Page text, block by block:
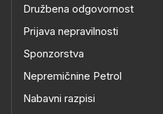
Družbena odgovornost
Prijava nepravilnosti
Sponzorstva
Nepremičnine Petrol
Nabavni razpisi